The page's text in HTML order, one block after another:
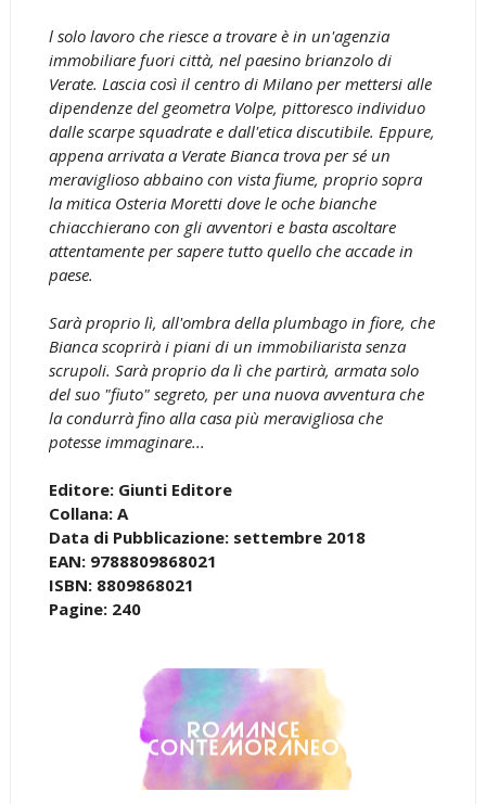
l solo lavoro che riesce a trovare è in un'agenzia
immobiliare fuori città, nel paesino brianzolo di
Verate. Lascia così il centro di Milano per mettersi alle
dipendenze del geometra Volpe, pittoresco individuo
dalle scarpe squadrate e dall'etica discutibile. Eppure,
appena arrivata a Verate Bianca trova per sé un
meraviglioso abbaino con vista fiume, proprio sopra
la mitica Osteria Moretti dove le oche bianche
chiacchierano con gli avventori e basta ascoltare
attentamente per sapere tutto quello che accade in
paese.
Sarà proprio lì, all'ombra della plumbago in fiore, che
Bianca scoprirà i piani di un immobiliarista senza
scrupoli. Sarà proprio da lì che partirà, armata solo
del suo "fiuto" segreto, per una nuova avventura che
la condurrà fino alla casa più meravigliosa che
potesse immaginare...
Editore: Giunti Editore
Collana: A
Data di Pubblicazione: settembre 2018
EAN: 9788809868021
ISBN: 8809868021
Pagine: 240